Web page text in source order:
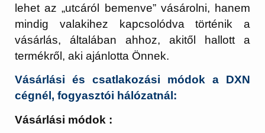
lehet az „utcáról bemenve” vásárolni, hanem
mindig valakihez kapcsolódva történik a
vásárlás, általában ahhoz, akitől hallott a
termékről, aki ajánlotta Önnek.
Vásárlási és csatlakozási módok a DXN
cégnél, fogyasztói hálózatnál:
Vásárlási módok :